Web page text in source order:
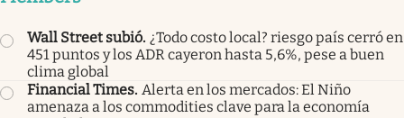
Wall Street subió. ¿Todo costo local? riesgo país cerró en
451 puntos y los ADR cayeron hasta 5,6%, pese a buen
clima global
Financial Times. Alerta en los mercados: El Niño
amenaza a los commodities clave para la economía